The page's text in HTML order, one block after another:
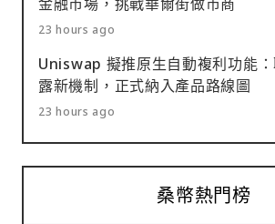
23 hours ago
Uniswap 擬推原生自動複利功能
露新機制，正式納入產品路線圖
23 hours ago
桑幣熱門榜